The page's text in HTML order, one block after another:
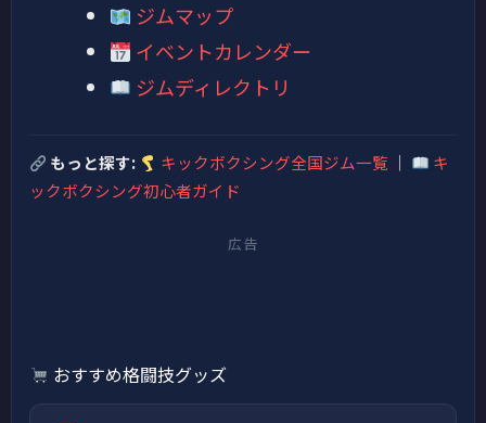
ジムマップ
イベントカレンダー
ジムディレクトリ
もっと探す: キックボクシング全国ジム一覧 ｜
キ
ックボクシング初心者ガイド
広告
おすすめ格闘技グッズ